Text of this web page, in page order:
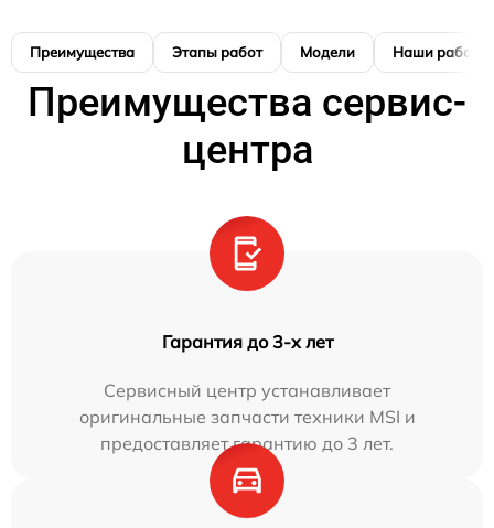
Преимущества Этапы работ Модели Наши работы
Преимущества сервис-
центра
Гарантия до 3-х лет
Сервисный центр устанавливает
оригинальные запчасти техники MSI и
предоставляет гарантию до 3 лет.